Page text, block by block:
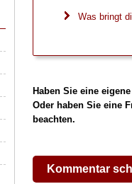
Was bringt
Haben Sie eine
Oder haben Sie eine
beachten.
Kommentar